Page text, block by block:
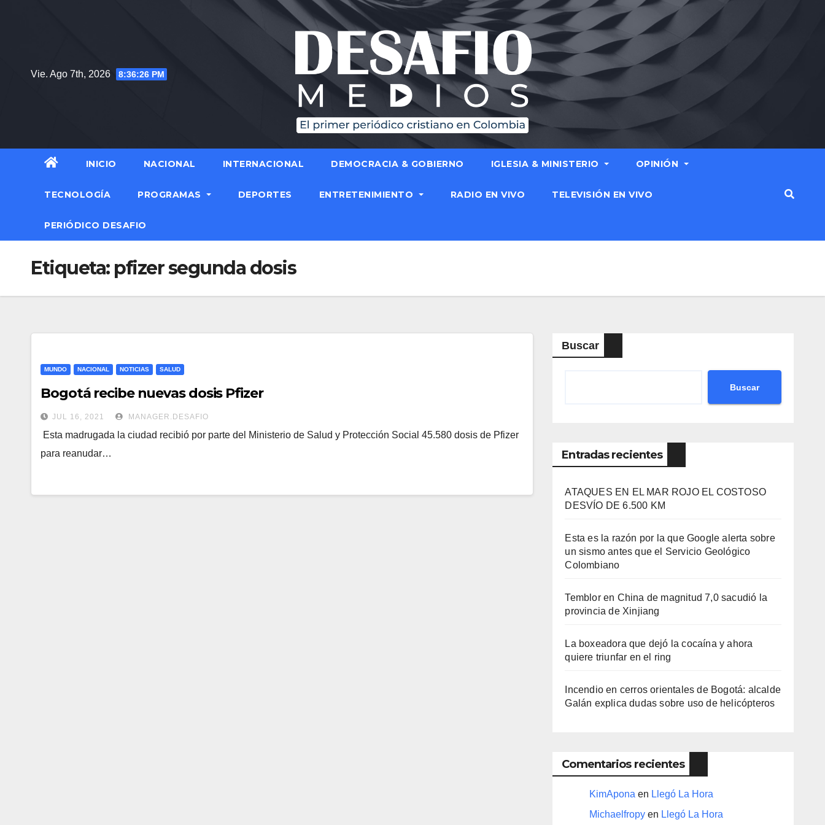
Vie. Ago 7th, 2026 8:36:26 PM
INICIO NACIONAL INTERNACIONAL DEMOCRACIA & GOBIERNO IGLESIA & MINISTERIO OPINIÓN
TECNOLOGÍA PROGRAMAS DEPORTES ENTRETENIMIENTO RADIO EN VIVO TELEVISIÓN EN VIVO
PERIÓDICO DESAFIO
Etiqueta: pfizer segunda dosis
MUNDO NACIONAL NOTICIAS SALUD
Bogotá recibe nuevas dosis Pfizer
JUL 16, 2021 MANAGER.DESAFIO
Esta madrugada la ciudad recibió por parte del Ministerio de Salud y Protección Social 45.580 dosis de Pfizer
para reanudar…
Buscar
Buscar
Entradas recientes
ATAQUES EN EL MAR ROJO EL COSTOSO
DESVÍO DE 6.500 KM
Esta es la razón por la que Google alerta sobre
un sismo antes que el Servicio Geológico
Colombiano
Temblor en China de magnitud 7,0 sacudió la
provincia de Xinjiang
La boxeadora que dejó la cocaína y ahora
quiere triunfar en el ring​
Incendio en cerros orientales de Bogotá: alcalde
Galán explica dudas sobre uso de helicópteros
Comentarios recientes
KimApona en Llegó La Hora
Michaelfropy en Llegó La Hora